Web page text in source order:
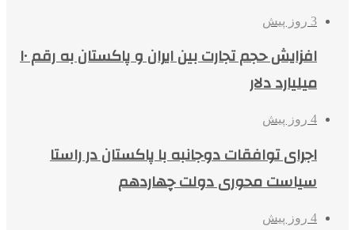
3 روز پیش
افزایش حجم تجارت بین ایران و پاکستان به رقم ۱۰
میلیارد دلار
4 روز پیش
اجرای توافقات دوجانبه با پاکستان در راستا
سیاست محوری دولت چهاردهم
4 روز پیش